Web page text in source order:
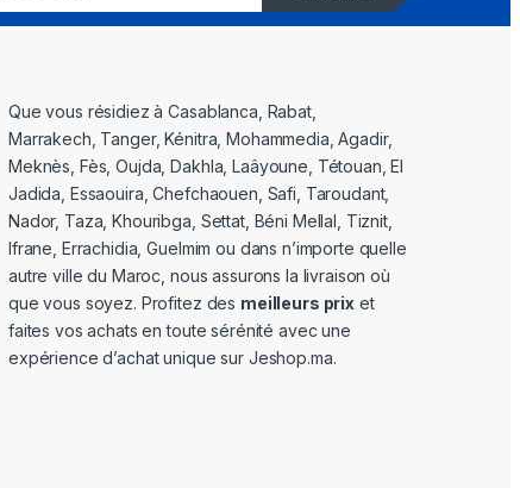
Que vous résidiez à Casablanca, Rabat,
Marrakech, Tanger, Kénitra, Mohammedia, Agadir,
Meknès, Fès, Oujda, Dakhla, Laâyoune, Tétouan, El
Jadida, Essaouira, Chefchaouen, Safi, Taroudant,
Nador, Taza, Khouribga, Settat, Béni Mellal, Tiznit,
Ifrane, Errachidia, Guelmim ou dans n’importe quelle
autre ville du Maroc, nous assurons la livraison où
que vous soyez. Profitez des meilleurs prix et
faites vos achats en toute sérénité avec une
expérience d’achat unique sur Jeshop.ma.